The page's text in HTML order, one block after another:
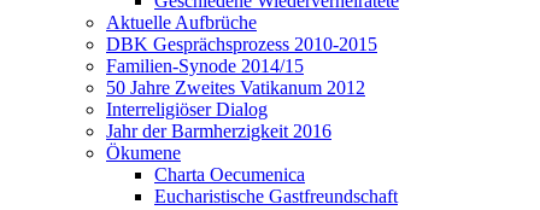
Aktuelle Aufbrüche
DBK Gesprächsprozess 2010-2015
Familien-Synode 2014/15
50 Jahre Zweites Vatikanum 2012
Interreligiöser Dialog
Jahr der Barmherzigkeit 2016
Ökumene
Charta Oecumenica
Eucharistische Gastfreundschaft